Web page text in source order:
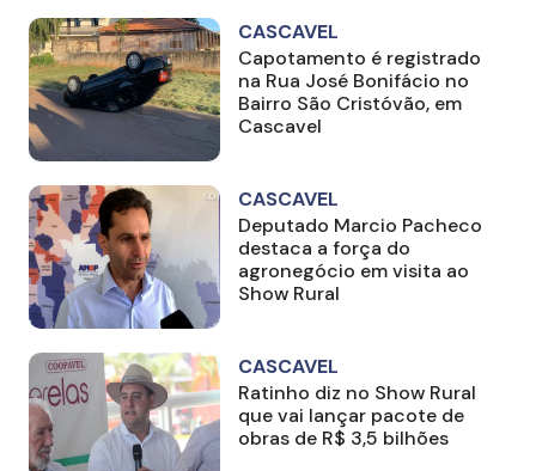
CASCAVEL
Capotamento é registrado
na Rua José Bonifácio no
Bairro São Cristóvão, em
Cascavel
CASCAVEL
Deputado Marcio Pacheco
destaca a força do
agronegócio em visita ao
Show Rural
CASCAVEL
Ratinho diz no Show Rural
que vai lançar pacote de
obras de R$ 3,5 bilhões